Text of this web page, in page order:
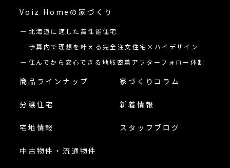
Voiz Homeの 家づくり
北海道に適した高性能住宅
予算内で理想を叶える完全注文住宅×ハイデザイン
住んでから安心できる地域密着アフターフォロー体制
商品ラインナップ
分譲住宅
宅地情報
中古物件・流通物件
家づくりコラム
新着情報
スタッフブログ